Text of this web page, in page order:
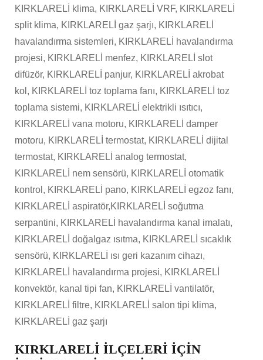
KIRKLARELİ klima, KIRKLARELİ VRF, KIRKLARELİ
split klima, KIRKLARELİ gaz şarjı, KIRKLARELİ
havalandırma sistemleri, KIRKLARELİ havalandırma
projesi, KIRKLARELİ menfez, KIRKLARELİ slot
difüzör, KIRKLARELİ panjur, KIRKLARELİ akrobat
kol, KIRKLARELİ toz toplama fanı, KIRKLARELİ toz
toplama sistemi, KIRKLARELİ elektrikli ısıtıcı,
KIRKLARELİ vana motoru, KIRKLARELİ damper
motoru, KIRKLARELİ termostat, KIRKLARELİ dijital
termostat, KIRKLARELİ analog termostat,
KIRKLARELİ nem sensörü, KIRKLARELİ otomatik
kontrol, KIRKLARELİ pano, KIRKLARELİ egzoz fanı,
KIRKLARELİ aspiratör,KIRKLARELİ soğutma
serpantini, KIRKLARELİ havalandırma kanal imalatı,
KIRKLARELİ doğalgaz ısıtma, KIRKLARELİ sıcaklık
sensörü, KIRKLARELİ ısı geri kazanım cihazı,
KIRKLARELİ havalandırma projesi, KIRKLARELİ
konvektör, kanal tipi fan, KIRKLARELİ vantilatör,
KIRKLARELİ filtre, KIRKLARELİ salon tipi klima,
KIRKLARELİ gaz şarjı
KIRKLARELİ İLÇELERİ İÇİN